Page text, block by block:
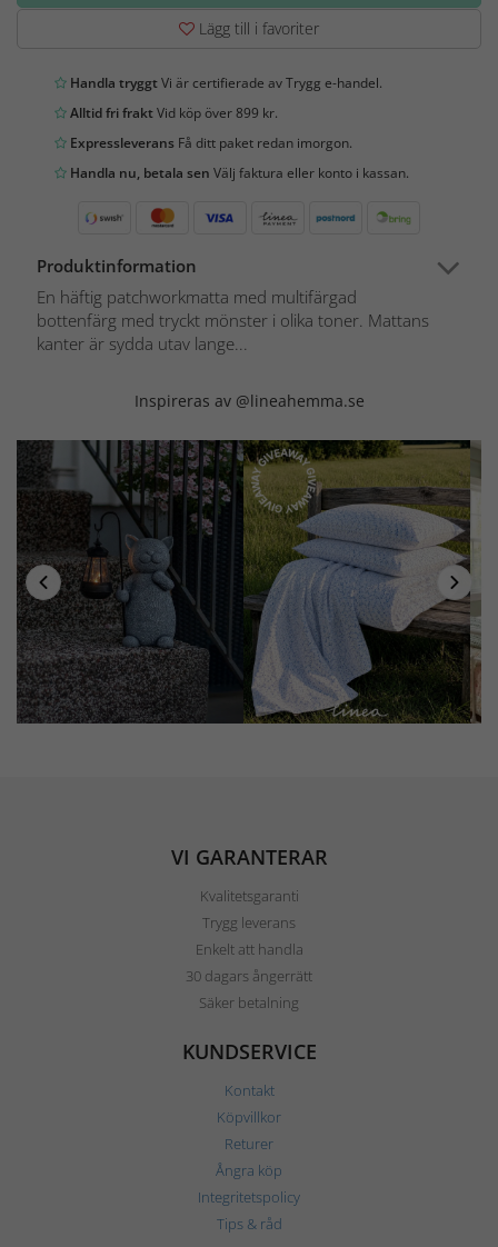
Lägg till i favoriter
Handla tryggtVi är certifierade av Trygg e-handel.
Alltid fri fraktVid köp över 899 kr.
Expressleverans Få ditt paket redan imorgon.
Handla nu, betala sen Välj faktura eller konto i kassan.
Produktinformation
En häftig patchworkmatta med multifärgad
bottenfärg med tryckt mönster i olika toner. Mattans
kanter är sydda utav lange...
Inspireras av @lineahemma.se
VI GARANTERAR
Kvalitetsgaranti
Trygg leverans
Enkelt att handla
30 dagars ångerrätt
Säker betalning
KUNDSERVICE
Kontakt
Köpvillkor
Returer
Ångra köp
Integritetspolicy
Tips & råd